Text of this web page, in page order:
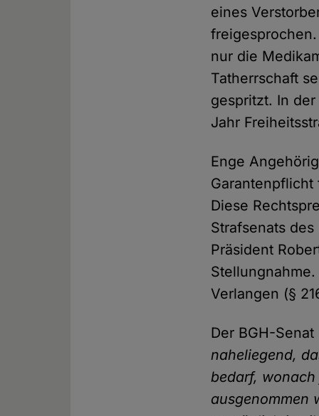
eines
nur die
Tatherrschaft
gespritzt. In
Jahr
Enge
Diese
Strafsenats
Präsident
Verlangen (§
Der BGH-
naheliegend,
bedarf,
ausgenommen